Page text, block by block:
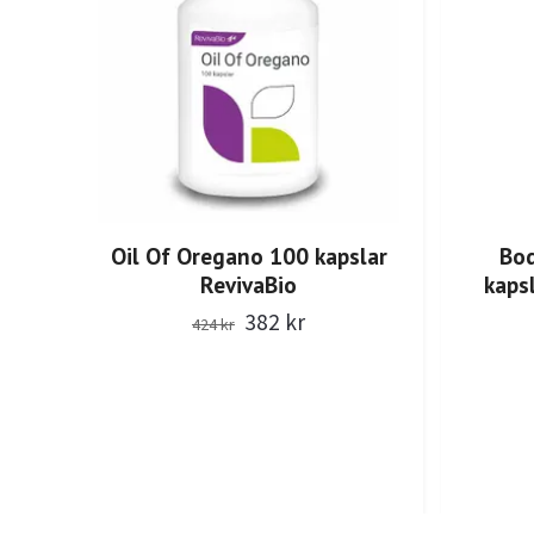
Oil Of Oregano 100 kapslar
RevivaBio
424 kr 382 kr